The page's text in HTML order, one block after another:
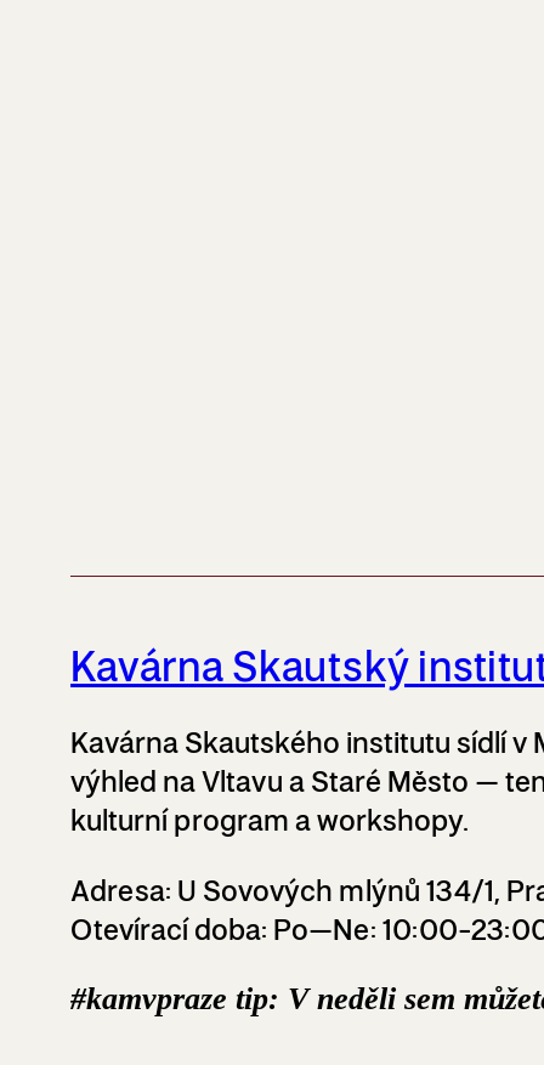
Kavárna Skautský
Kavárna Skautského institutu sídlí
výhled na Vltavu a Staré Město –
kulturní program a workshopy.
Adresa: U Sovových mlýnů 134/1,
Otevírací doba: Po–Ne: 10:00-
#kamvpraze tip: V neděli sem